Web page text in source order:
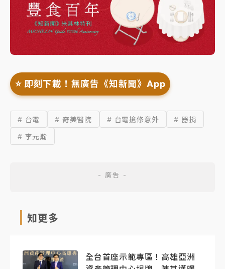
⭐️ 即刻下載！無廣告《知新聞》App
# 台電 # 奇美醫院 # 台電搶修意外
# 器捐
# 李元瀚
知更多
全台首座示範專區！高雄亞洲